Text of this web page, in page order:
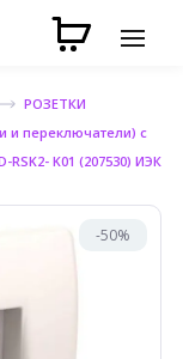
РОЗЕТКИ
и переключатели) с
K01 (207530) ИЭК
-50%